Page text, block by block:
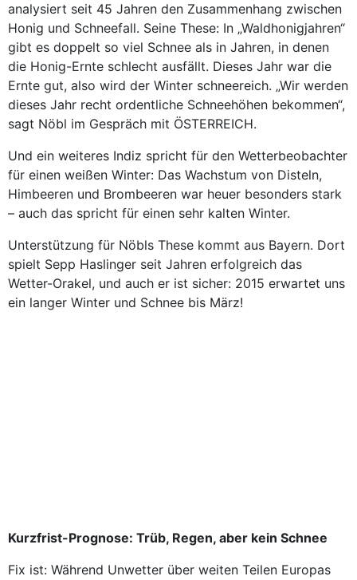
analysiert seit 45 Jahren den Zusammenhang zwischen
Honig und Schneefall. Seine These: In „Waldhonigjahren“
gibt es doppelt so viel Schnee als in Jahren, in denen
die Honig-Ernte schlecht ausfällt. Dieses Jahr war die
Ernte gut, also wird der Winter schneereich. „Wir werden
dieses Jahr recht ordentliche Schneehöhen bekommen“,
sagt Nöbl im Gespräch mit ÖSTERREICH.
Und ein weiteres Indiz spricht für den Wetterbeobachter
für einen weißen Winter: Das Wachstum von Disteln,
Himbeeren und Brombeeren war heuer besonders stark
– auch das spricht für einen sehr kalten Winter.
Unterstützung für Nöbls These kommt aus Bayern. Dort
spielt Sepp Haslinger seit Jahren erfolgreich das
Wetter-Orakel, und auch er ist sicher: 2015 erwartet uns
ein langer Winter und Schnee bis März!
Kurzfrist-Prognose: Trüb, Regen, aber kein Schnee
Fix ist: Während Unwetter über weiten Teilen Europas